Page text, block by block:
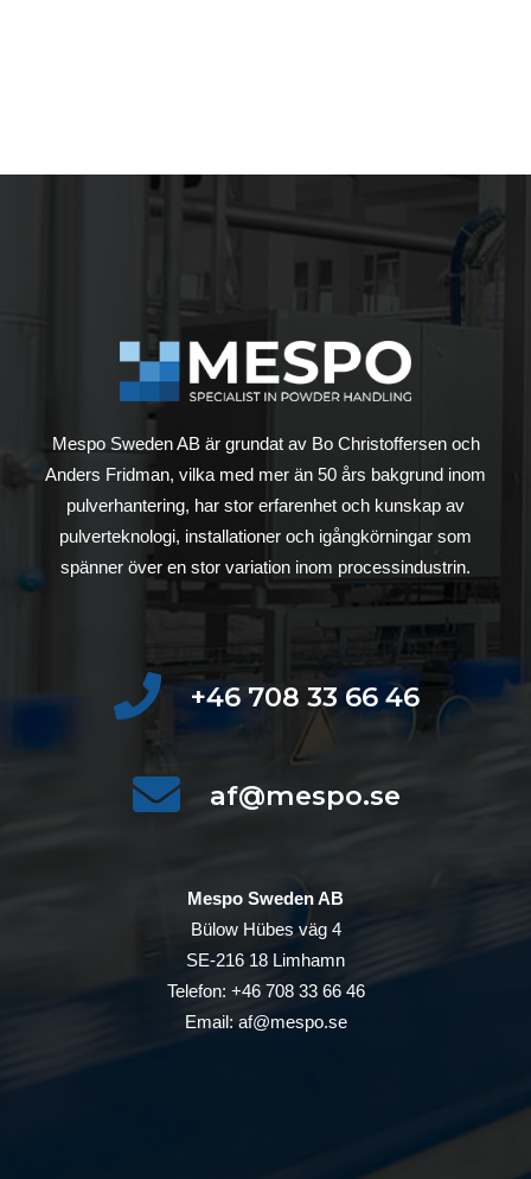
Mespo Sweden AB är grundat av Bo Christoffersen och
Anders Fridman, vilka med mer än 50 års bakgrund inom
pulverhantering, har stor erfarenhet och kunskap av
pulverteknologi, installationer och igångkörningar som
spänner över en stor variation inom processindustrin.
+46 708 33 66 46
af@mespo.se
Mespo Sweden AB
Bülow Hübes väg 4
SE-216 18 Limhamn
Telefon: +46 708 33 66 46
Email: af@mespo.se